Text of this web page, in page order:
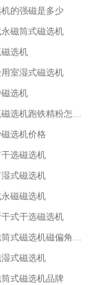
的强磁是多少
磁筒式磁选机
选机
室湿式磁选机
选机
湖南顺流磁选机跑铁精粉怎么处理
选机价格
选磁选机
式磁选机
磁磁选机
式干选磁选机
山东永磁筒式磁选机磁偏角怎么调整
式磁选机
式磁选机品牌